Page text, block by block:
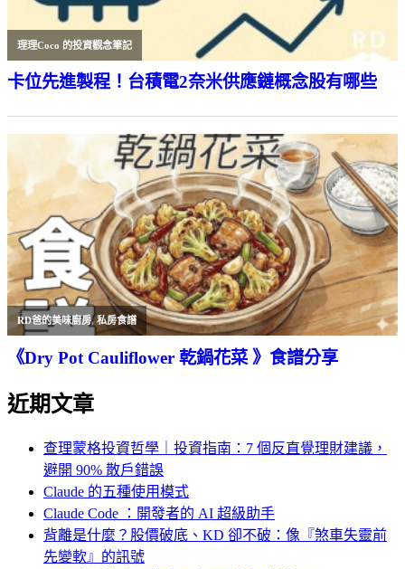
理理Coco 的投資觀念筆記
卡位先進製程！台積電2奈米供應鏈概念股有哪些
RD爸的美味廚房,私房食譜
《Dry Pot Cauliflower 乾鍋花菜 》食譜分享
近期文章
查理蒙格投資哲學｜投資指南：7 個反直覺理財建議，
避開 90% 散戶錯誤
Claude 的五種使用模式
Claude Code ：開發者的 AI 超級助手
背離是什麼？股價破底、KD 卻不破：像『煞車失靈前
先變軟』的訊號